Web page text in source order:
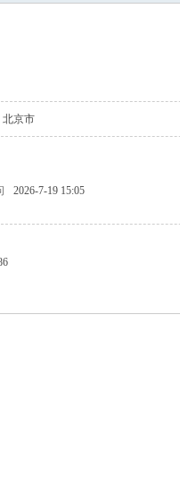
北京市
2026-7-19 15:05